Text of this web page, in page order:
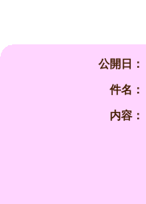
公開日：
件名：
内容：